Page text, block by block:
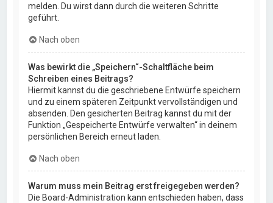
melden. Du wirst dann durch die weiteren Schritte
geführt.
Nach oben
Was bewirkt die „Speichern“-Schaltfläche beim
Schreiben eines Beitrags?
Hiermit kannst du die geschriebene Entwürfe speichern
und zu einem späteren Zeitpunkt vervollständigen und
absenden. Den gesicherten Beitrag kannst du mit der
Funktion „Gespeicherte Entwürfe verwalten“ in deinem
persönlichen Bereich erneut laden.
Nach oben
Warum muss mein Beitrag erst freigegeben werden?
Die Board-Administration kann entschieden haben, dass